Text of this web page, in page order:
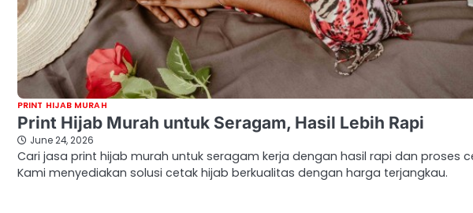
PRINT HIJAB MURAH
Print Hijab Murah untuk Seragam, Hasil Lebih Rapi
June 24, 2026
Cari jasa print hijab murah untuk seragam kerja dengan hasil rapi dan proses
Kami menyediakan solusi cetak hijab berkualitas dengan harga terjangkau.